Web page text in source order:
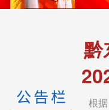
黔
根